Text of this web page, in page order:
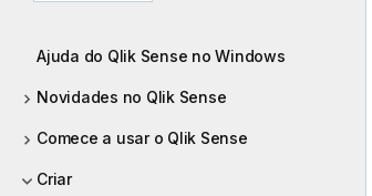
Ajuda do Qlik Sense no Windows
Novidades no Qlik Sense
Comece a usar o Qlik Sense
Criar